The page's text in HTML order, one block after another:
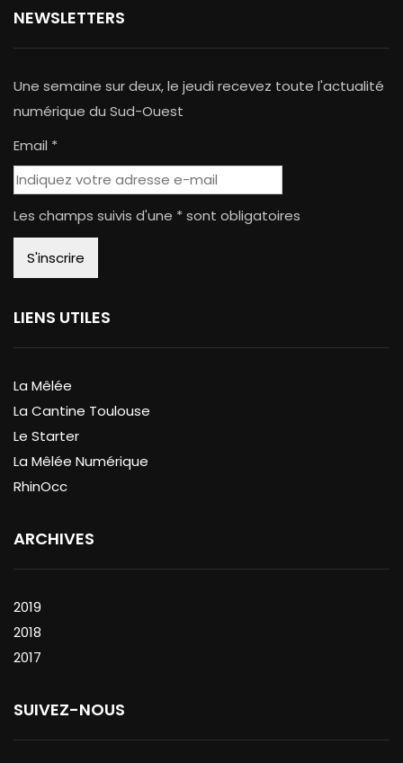
NEWSLETTERS
Une semaine sur deux, le jeudi recevez toute l'actualité
numérique du Sud-Ouest
Email *
Les champs suivis d'une * sont obligatoires
LIENS UTILES
La Mêlée
La Cantine Toulouse
Le Starter
La Mêlée Numérique
RhinOcc
ARCHIVES
2019
2018
2017
SUIVEZ-NOUS